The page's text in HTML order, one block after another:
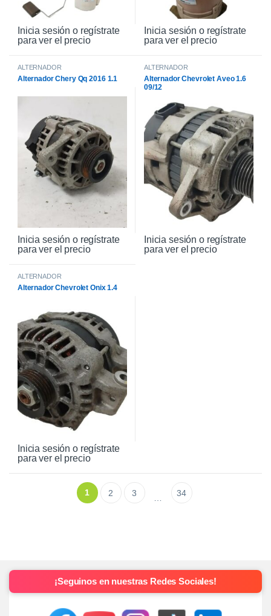
Inicia sesión o regístrate
para ver el precio
Inicia sesión o regístrate
para ver el precio
ALTERNADOR
Alternador Chery Qq 2016 1.1
Inicia sesión o regístrate
para ver el precio
ALTERNADOR
Alternador Chevrolet Aveo 1.6
09/12
Inicia sesión o regístrate
para ver el precio
ALTERNADOR
Alternador Chevrolet Onix 1.4
Inicia sesión o regístrate
para ver el precio
1 2 3 34
¡Seguinos en nuestras Redes Sociales!